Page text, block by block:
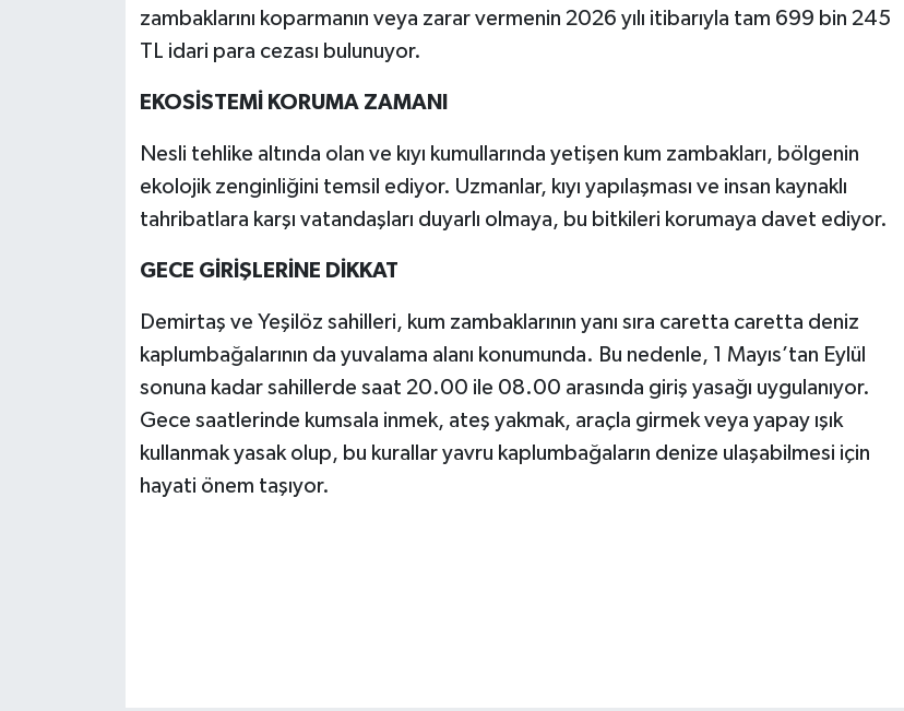
zambaklarını koparmanın veya zarar vermenin 2026 yılı itibarıyla tam 699 bin 245
TL idari para cezası bulunuyor.
EKOSİSTEMİ KORUMA ZAMANI
Nesli tehlike altında olan ve kıyı kumullarında yetişen kum zambakları, bölgenin
ekolojik zenginliğini temsil ediyor. Uzmanlar, kıyı yapılaşması ve insan kaynaklı
tahribatlara karşı vatandaşları duyarlı olmaya, bu bitkileri korumaya davet ediyor.
GECE GİRİŞLERİNE DİKKAT
Demirtaş ve Yeşilöz sahilleri, kum zambaklarının yanı sıra caretta caretta deniz
kaplumbağalarının da yuvalama alanı konumunda. Bu nedenle, 1 Mayıs’tan Eylül
sonuna kadar sahillerde saat 20.00 ile 08.00 arasında giriş yasağı uygulanıyor.
Gece saatlerinde kumsala inmek, ateş yakmak, araçla girmek veya yapay ışık
kullanmak yasak olup, bu kurallar yavru kaplumbağaların denize ulaşabilmesi için
hayati önem taşıyor.